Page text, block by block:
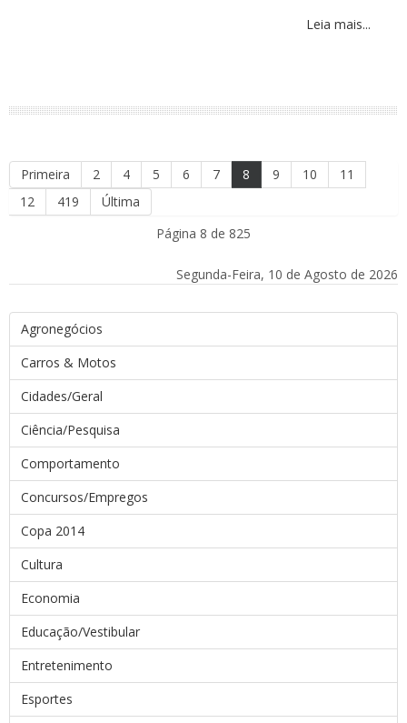
Leia mais...
Primeira 2 4 5 6 7 8 9 10
11
12
419
Última
Página 8 de 825
Segunda-Feira, 10 de Agosto de 2026
Agronegócios
Carros & Motos
Cidades/Geral
Ciência/Pesquisa
Comportamento
Concursos/Empregos
Copa 2014
Cultura
Economia
Educação/Vestibular
Entretenimento
Esportes